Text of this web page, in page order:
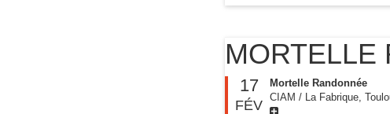
MORTELLE
17
FÉV
Mortelle Randonnée
CIAM / La Fabrique,